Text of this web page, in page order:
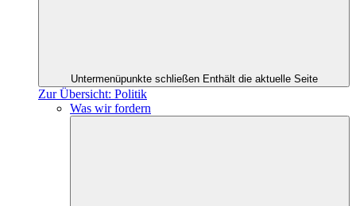
Untermenüpunkte schließen Enthält die aktuelle Seite
Zur Übersicht: Politik
Was wir fordern